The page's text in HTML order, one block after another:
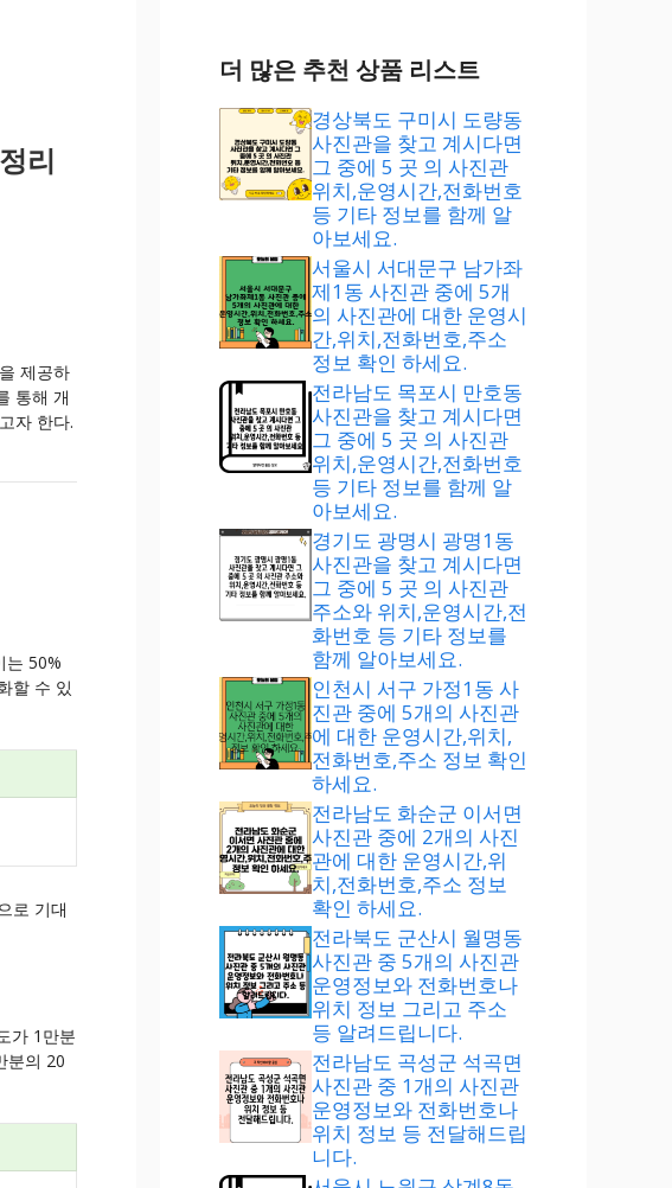
리
제공하
통해 개
자 한다.
는 50%
할 수 있
로 기대
가 1만분
분의 20
더 많은 추천 상품 리스트
경상북도 구미시 도량동
사진관을 찾고 계시다면
그 중에 5 곳 의 사진관
위치,운영시간,전화번호
등 기타 정보를 함께 알
아보세요.
서울시 서대문구 남가좌
제1동 사진관 중에 5개
의 사진관에 대한 운영시
간,위치,전화번호,주소
정보 확인 하세요.
전라남도 목포시 만호동
사진관을 찾고 계시다면
그 중에 5 곳 의 사진관
위치,운영시간,전화번호
등 기타 정보를 함께 알
아보세요.
경기도 광명시 광명1동
사진관을 찾고 계시다면
그 중에 5 곳 의 사진관
주소와 위치,운영시간,전
화번호 등 기타 정보를
함께 알아보세요.
인천시 서구 가정1동 사
진관 중에 5개의 사진관
에 대한 운영시간,위치,
전화번호,주소 정보 확인
하세요.
전라남도 화순군 이서면
사진관 중에 2개의 사진
관에 대한 운영시간,위
치,전화번호,주소 정보
확인 하세요.
전라북도 군산시 월명동
사진관 중 5개의 사진관
운영정보와 전화번호나
위치 정보 그리고 주소
등 알려드립니다.
전라남도 곡성군 석곡면
사진관 중 1개의 사진관
운영정보와 전화번호나
위치 정보 등 전달해드립
니다.